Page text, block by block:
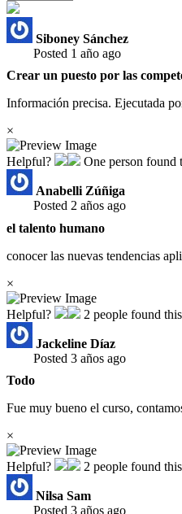
Siboney Sánchez
Posted 1 año ago
Crear un puesto por las
Información precisa. Ejecutada
×
Helpful? One person found
Anabelli Zúñiga
Posted 2 años ago
el talento humano
conocer las nuevas tendencias
×
Helpful? 2 people found
Jackeline Díaz
Posted 3 años ago
Todo
Fue muy bueno el curso,
×
Helpful? 2 people found
Nilsa Sam
Posted 3 años ago